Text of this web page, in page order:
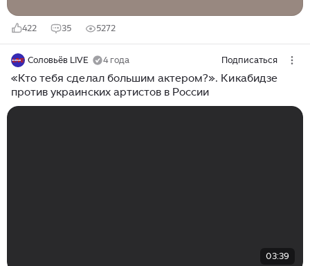
422 35 5272
Соловьёв LIVE 4 года Подписаться
«Кто тебя сделал большим актером?». Кикабидзе
против украинских артистов в России
03:39